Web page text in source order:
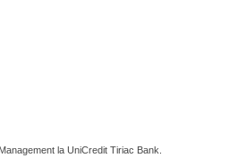
la UniCredit Tiriac Bank.